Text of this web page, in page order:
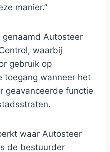
manier.”
Autosteer
waarbij
gebruik op
toegang wanneer het
geavanceerde functie
waar Autosteer
de bestuurder